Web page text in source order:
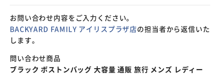
お問い合わせ内容をご入力ください。
BACKYARD FAMILY アイリスプラザ店の担当者から返信いた
します。
問い合わせ商品
ブラック ボストンバッグ 大容量 通販 旅行 メンズ レディー